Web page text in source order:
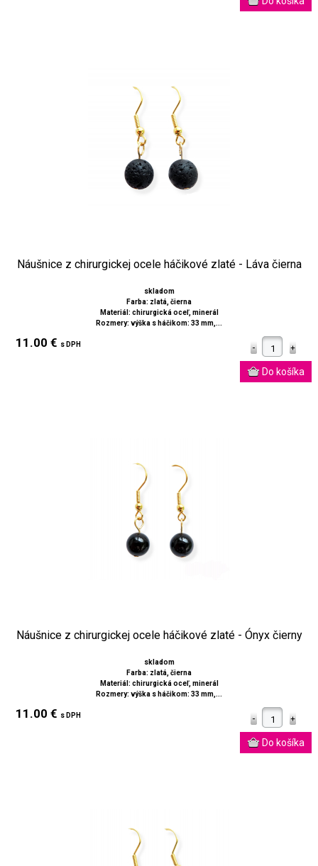
Náušnice z chirurgickej ocele háčikové zlaté - Láva čierna
skladom
Farba: zlatá, čierna
Materiál: chirurgická oceľ, minerál
Rozmery: výška s háčikom: 33 mm,...
11.00 € s DPH
Náušnice z chirurgickej ocele háčikové zlaté - Ónyx čierny
skladom
Farba: zlatá, čierna
Materiál: chirurgická oceľ, minerál
Rozmery: výška s háčikom: 33 mm,...
11.00 € s DPH